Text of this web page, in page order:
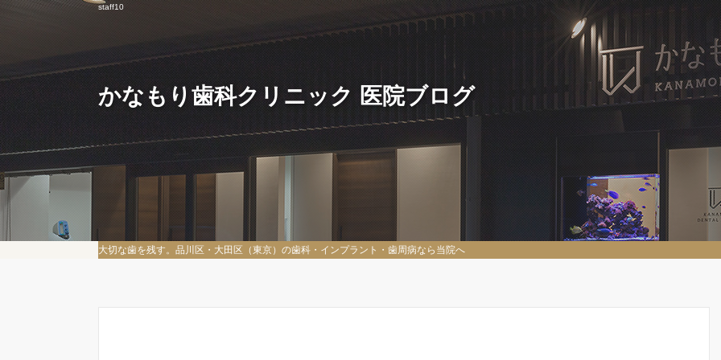
staff10
かなもり歯科クリニック 医院ブログ
大切な歯を残す。品川区・大田区（東京）の歯科・インプラント・歯周病なら当院へ